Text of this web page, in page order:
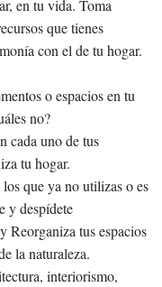
en tu vida. Toma
que tienes
con el de tu hogar.
o espacios en tu
no?
cada uno de tus
tu hogar.
que ya no utilizas o es
y despídete
Reorganiza tus espacios
la naturaleza.
interiorismo,